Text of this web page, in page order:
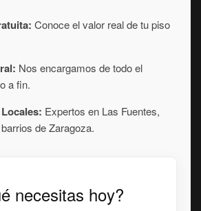
Conoce el valor real de tu piso
Nos encargamos de todo el
a fin.
Expertos en Las Fuentes,
de Zaragoza.
necesitas hoy?